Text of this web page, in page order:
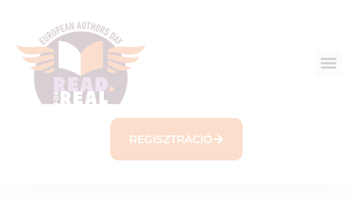
REGISZTRÁCIÓ